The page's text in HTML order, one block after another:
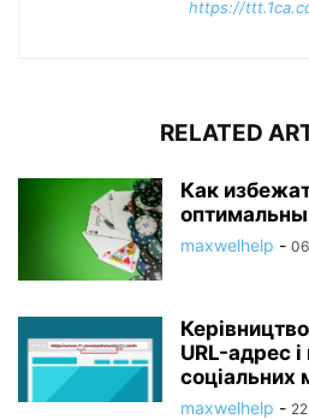
https://
RELATED
Как
maxwelhelp -
URL-адрес
соціальних
maxwelhelp -